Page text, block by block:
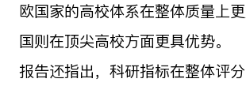
欧国家的高校体系在整体质量上
国则在顶尖高校方面更具优势。
报告还指出，科研指标在整体评分